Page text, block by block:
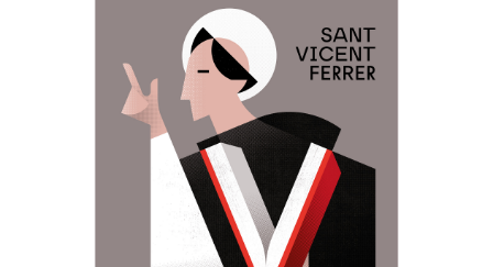
Navegación
entradas
Anterior:
Inmaculada Atienza,
en la presentación de
la Reina del Altar de
Russafa
Siguiente:
Domingo de Ramos
Vicentina